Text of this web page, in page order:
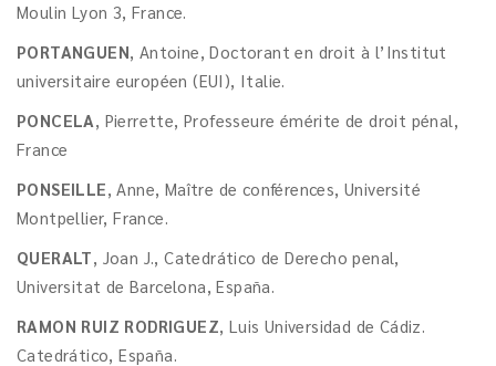
Moulin Lyon 3, France.
PORTANGUEN, Antoine, Doctorant en droit à l’Institut
universitaire européen (EUI), Italie.
PONCELA, Pierrette, Professeure émérite de droit pénal,
France
PONSEILLE, Anne, Maître de conférences, Université
Montpellier, France.
QUERALT, Joan J., Catedrático de Derecho penal,
Universitat de Barcelona, España.
RAMON RUIZ RODRIGUEZ, Luis Universidad de Cádiz.
Catedrático, España.